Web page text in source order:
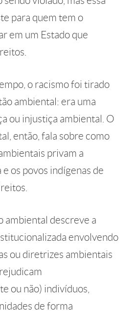
para quem tem o
em um Estado que
o racismo foi tirado
ambiental: era uma
ou injustiça ambiental. O
então, fala sobre como
privam a
os povos indígenas de
ambiental descreve a
envolvendo
ou diretrizes ambientais
ou não) indivíduos,
de forma